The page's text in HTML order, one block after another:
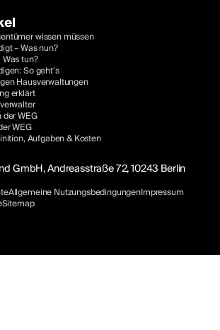
wissen müssen
– Was nun?
tun?
So geht's
Hausverwaltungen
erklärt
WEG
WEG
Aufgaben & Kosten
GmbH, Andreasstraße 72, 10243 Berlin
Allgemeine NutzungsbedingungenImpressum
Sitemap